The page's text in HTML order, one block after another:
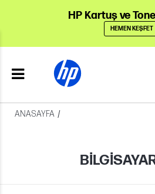
HP Kartuş ve
HEMEN KEŞFET
ANASAYFA /